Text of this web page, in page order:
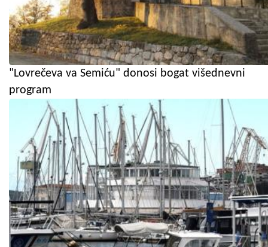
"Lovrečeva va Semiću" donosi bogat višednevni
program